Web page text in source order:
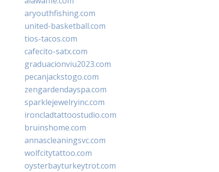
aryouthfishing.com
united-basketball.com
tios-tacos.com
cafecito-satx.com
graduacionviu2023.com
pecanjackstogo.com
zengardendayspa.com
sparklejewelryinc.com
ironcladtattoostudio.com
bruinshome.com
annascleaningsvc.com
wolfcitytattoo.com
oysterbayturkeytrot.com